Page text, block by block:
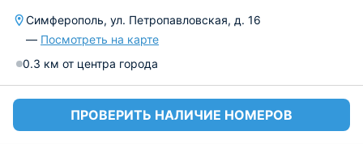
Симферополь, ул. Петропавловская, д. 16
— Посмотреть на карте
0.3 км от центра города
ПРОВЕРИТЬ НАЛИЧИЕ НОМЕРОВ